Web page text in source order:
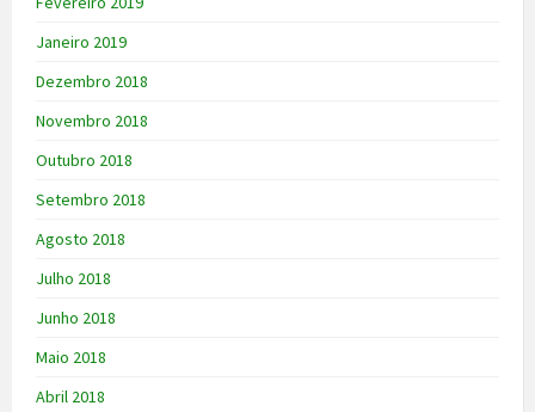
Janeiro 2019
Dezembro 2018
Novembro 2018
Outubro 2018
Setembro 2018
Agosto 2018
Julho 2018
Junho 2018
Maio 2018
Abril 2018